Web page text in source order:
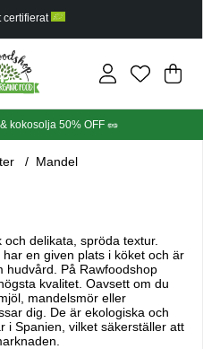
från 499 kr
Din
.
kokosolja 50% OFF 🥜
Mandel
delikata, spröda textur.
en given plats i köket och är
hudvård. På Rawfoodshop
kvalitet. Oavsett om du
mandelsmör eller
dig. De är ekologiska och
i Spanien, vilket säkerställer att